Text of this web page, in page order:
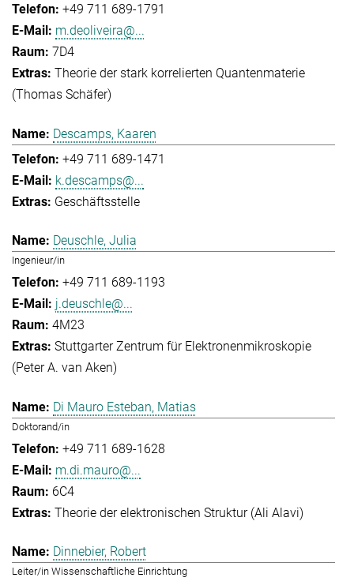
+49 711 689-1791
m.deoliveira@...
7D4
Theorie der stark korrelierten Quantenmaterie
(Thomas Schäfer)
Descamps, Kaaren
+49 711 689-1471
k.descamps@...
Geschäftsstelle
Deuschle, Julia
Ingenieur/in
+49 711 689-1193
j.deuschle@...
4M23
Stuttgarter Zentrum für Elektronenmikroskopie
(Peter A. van Aken)
Di Mauro Esteban, Matias
Doktorand/in
+49 711 689-1628
m.di.mauro@...
6C4
Theorie der elektronischen Struktur (Ali Alavi)
Dinnebier, Robert
Leiter/in Wissenschaftliche Einrichtung